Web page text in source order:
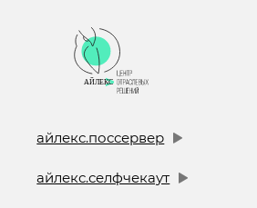
айлекс.поссервер
айлекс.селфчекаут